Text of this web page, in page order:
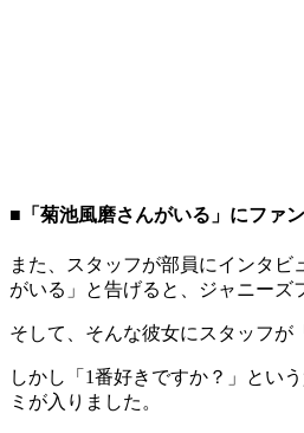
■「菊池風磨さんがいる」にファ
また、スタッフが部員にインタ
がいる」と告げると、ジャニーズ
そして、そんな彼女にスタッフが
しかし「1番好きですか？」とい
ミが入りました。